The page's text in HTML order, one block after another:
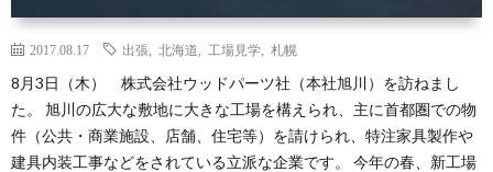
2017.08.17 出張 北海道 工場見学 札幌
8月3日（木） 株式会社ウッドパーツ社（本社旭川）を訪ねまし
た。 旭川の広大な敷地に大きな工場を構えられ、主に首都圏での物
件（公共・商業施設、店舗、住宅等）を請けられ、特注家具製作や
建具内装工事などをされている立派な企業です。 今年の春、新工場